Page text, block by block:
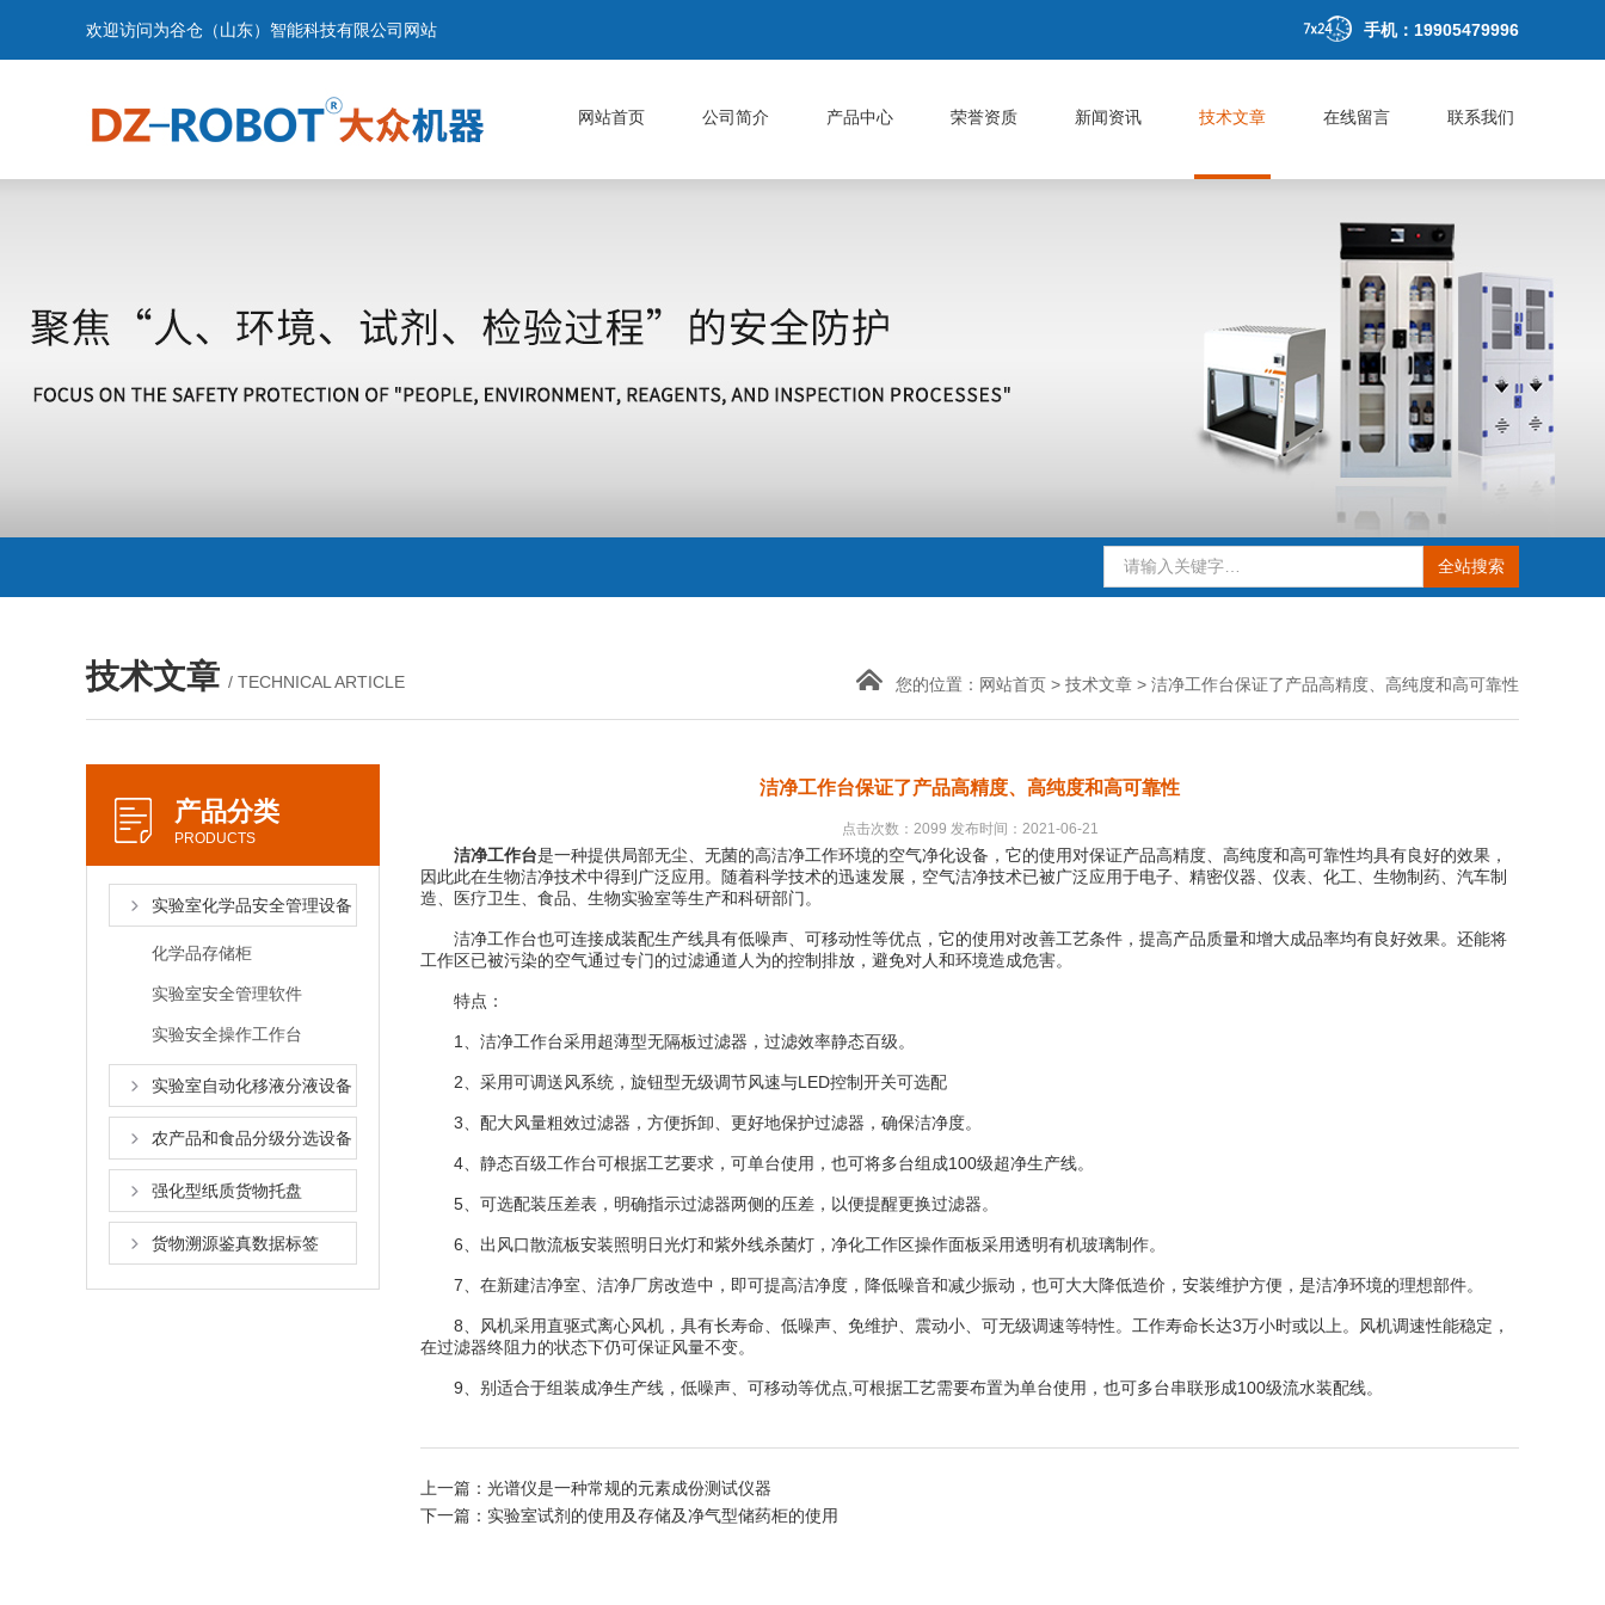
欢迎访问为谷仓（山东）智能科技有限公司网站 手机：19905479996
网站首页 公司简介 产品中心 荣誉资质 新闻资讯 技术文章 在线留言 联系我们
技术文章 / TECHNICAL ARTICLE 您的位置： 网站首页 > 技术文章 > 洁净工作台保证了产品高精度、高纯度和高可靠性
产品分类
PRODUCTS
实验室化学品安全管理设备
化学品存储柜
实验室安全管理软件
实验安全操作工作台
实验室自动化移液分液设备
农产品和食品分级分选设备
强化型纸质货物托盘
货物溯源鉴真数据标签
洁净工作台保证了产品高精度、高纯度和高可靠性
点击次数：2099 发布时间：2021-06-21
洁净工作台是一种提供局部无尘、无菌的高洁净工作环境的空气净化设备，它的使用对保证产品高精度、高纯度和高可靠性均具有良好的效果，
因此此在生物洁净技术中得到广泛应用。随着科学技术的迅速发展，空气洁净技术已被广泛应用于电子、精密仪器、仪表、化工、生物制药、汽车制
造、医疗卫生、食品、生物实验室等生产和科研部门。
洁净工作台也可连接成装配生产线具有低噪声、可移动性等优点，它的使用对改善工艺条件，提高产品质量和增大成品率均有良好效果。还能将
工作区已被污染的空气通过专门的过滤通道人为的控制排放，避免对人和环境造成危害。
特点：
1、洁净工作台采用超薄型无隔板过滤器，过滤效率静态百级。
2、采用可调送风系统，旋钮型无级调节风速与LED控制开关可选配
3、配大风量粗效过滤器，方便拆卸、更好地保护过滤器，确保洁净度。
4、静态百级工作台可根据工艺要求，可单台使用，也可将多台组成100级超净生产线。
5、可选配装压差表，明确指示过滤器两侧的压差，以便提醒更换过滤器。
6、出风口散流板安装照明日光灯和紫外线杀菌灯，净化工作区操作面板采用透明有机玻璃制作。
7、在新建洁净室、洁净厂房改造中，即可提高洁净度，降低噪音和减少振动，也可大大降低造价，安装维护方便，是洁净环境的理想部件。
8、风机采用直驱式离心风机，具有长寿命、低噪声、免维护、震动小、可无级调速等特性。工作寿命长达3万小时或以上。风机调速性能稳定，
在过滤器终阻力的状态下仍可保证风量不变。
9、别适合于组装成净生产线，低噪声、可移动等优点,可根据工艺需要布置为单台使用，也可多台串联形成100级流水装配线。
上一篇： 光谱仪是一种常规的元素成份测试仪器
下一篇： 实验室试剂的使用及存储及净气型储药柜的使用